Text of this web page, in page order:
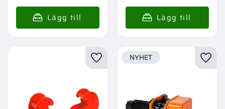
Lägg till i favoriter
NYHET